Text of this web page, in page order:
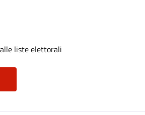
liste elettorali